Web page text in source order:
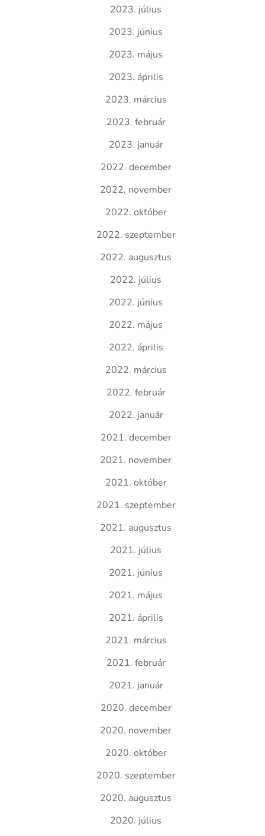
2023. július
2023. június
2023. május
2023. április
2023. március
2023. február
2023. január
2022. december
2022. november
2022. október
2022. szeptember
2022. augusztus
2022. július
2022. június
2022. május
2022. április
2022. március
2022. február
2022. január
2021. december
2021. november
2021. október
2021. szeptember
2021. augusztus
2021. július
2021. június
2021. május
2021. április
2021. március
2021. február
2021. január
2020. december
2020. november
2020. október
2020. szeptember
2020. augusztus
2020. július